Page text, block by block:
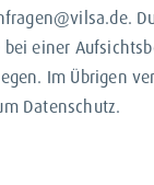
bei einer
Im Übrigen
Datenschutz.